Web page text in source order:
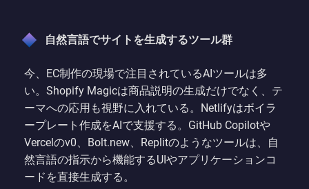
自然言語でサイトを生成するツール群
今、EC制作の現場で注目されているAIツールは多
い。Shopify Magicは商品説明の生成だけでなく、テ
ーマへの応用も視野に入れている。Netlifyはボイラ
ープレート作成をAIで支援する。GitHub Copilotや
Vercelのv0、Bolt.new、Replitのようなツールは、自
然言語の指示から機能するUIやアプリケーションコ
ードを直接生成する。